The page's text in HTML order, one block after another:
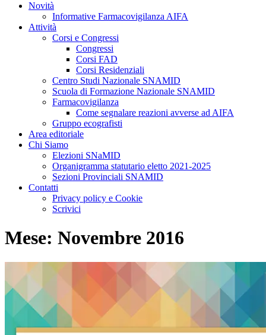
Novità
Informative Farmacovigilanza AIFA
Attività
Corsi e Congressi
Congressi
Corsi FAD
Corsi Residenziali
Centro Studi Nazionale SNAMID
Scuola di Formazione Nazionale SNAMID
Farmacovigilanza
Come segnalare reazioni avverse ad AIFA
Gruppo ecografisti
Area editoriale
Chi Siamo
Elezioni SNaMID
Organigramma statutario eletto 2021-2025
Sezioni Provinciali SNAMID
Contatti
Privacy policy e Cookie
Scrivici
Mese: Novembre 2016